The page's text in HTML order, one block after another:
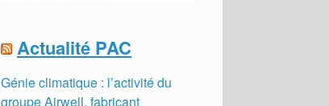
Actualité PAC
Génie climatique : l’activité du
groupe Airwell, fabricant